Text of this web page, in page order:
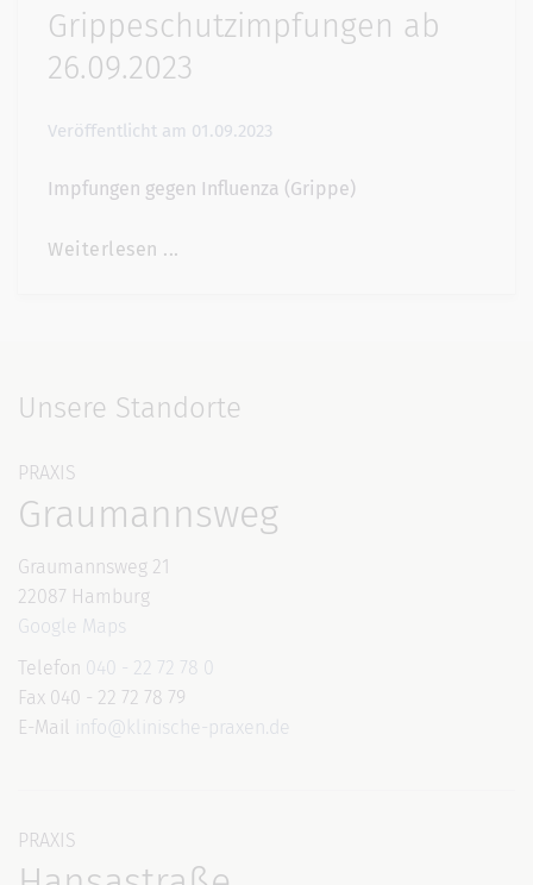
Grippeschutzimpfungen ab
26.09.2023
Veröffentlicht am 01.09.2023
Impfungen gegen Influenza (Grippe)
Weiterlesen ...
Unsere Standorte
PRAXIS
Graumannsweg
Graumannsweg 21
22087 Hamburg
Google Maps
Telefon 040 - 22 72 78 0
Fax 040 - 22 72 78 79
E-Mail info@klinische-praxen.de
PRAXIS